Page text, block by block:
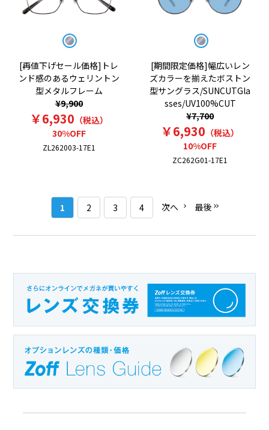
[再値下げセール価格]トレ
ンド感のあるウェリントン
型メタルフレーム
¥9,900
￥6,930 （税込）
30%OFF
ZL262003-17E1
[期間限定価格]幅広いレン
ズカラーを揃えたボストン
型サングラス/SUNCUTGla
sses/UV100%CUT
¥7,700
￥6,930 （税込）
10%OFF
ZC262G01-17E1
1 2 3 4 次へ 最後